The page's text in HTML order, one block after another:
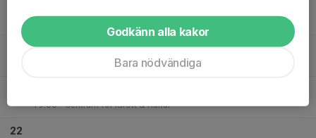
18:00
Styrelsemöte
Digitalt via länk
19:00
Centrum för Idrott & Kultur
22
Godkänn alla kakor
Bara nödvändiga